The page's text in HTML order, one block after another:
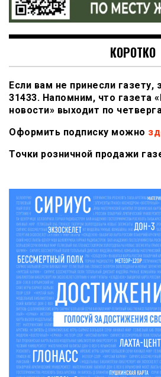
КОРОТКО
Если вам не принесли газету,
31433. Напомним, что газета
новости» выходит по
Оформить подписку можно
Точки розничной продажи